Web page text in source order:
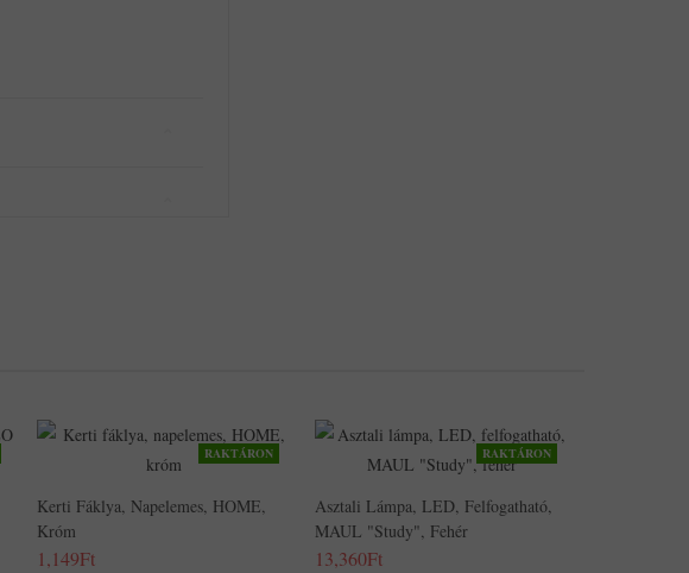
RAKTÁRON
Kerti Fáklya, Napelemes, HOME,
Króm
1,149Ft
RAKTÁRON
Asztali Lámpa, LED, Felfogatható,
MAUL "Study", Fehér
13,360Ft